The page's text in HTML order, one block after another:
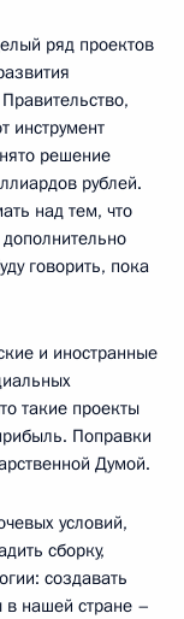
ряд проектов
инструмент
решение
рублей.
над тем, что
говорить, пока
и иностранные
такие проекты
Поправки
Думой.
условий,
сборку,
создавать
в нашей стране –